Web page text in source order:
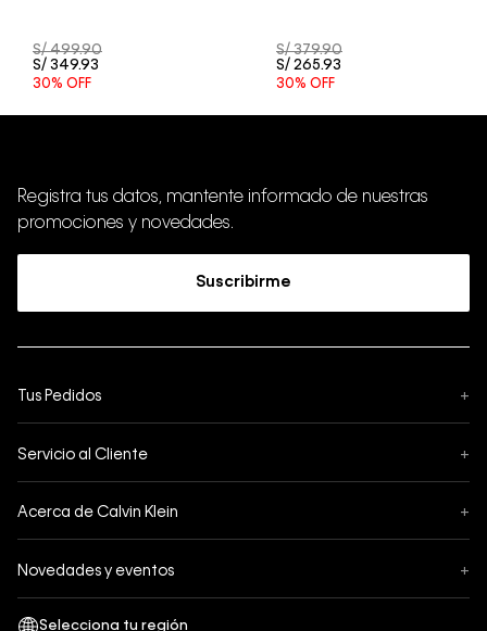
S/ 499.90
S/ 349.93
30% OFF
S/ 379.90
S/ 265.93
30% OFF
Registra tus datos, mantente informado de nuestras
promociones y novedades.
Suscribirme
Tus Pedidos +
Formas de Pago
Servicio al Cliente +
¿Cómo comprar?
Acerca de Calvin Klein +
Novedades y eventos +